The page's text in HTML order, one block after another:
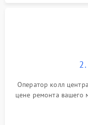
Оператор колл
цене ремонта вашего